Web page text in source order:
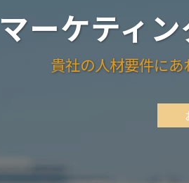
マーケティ
貴社の人材要件に